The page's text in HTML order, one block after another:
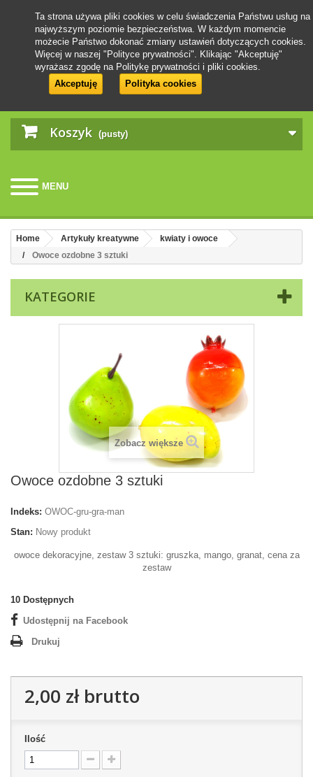
Koszyk (pusty)
MENU
Ta strona używa pliki cookies w celu świadczenia Państwu usług na
najwyższym poziomie bezpieczeństwa. W każdym momencie
możecie Państwo dokonać zmiany ustawień dotyczących cookies.
Więcej w naszej "Polityce prywatności". Klikając "Akceptuję"
wyrażasz zgodę na Politykę prywatności i pliki cookies.
Akceptuję
Polityka cookies
Home Artykuły kreatywne
kwiaty i owoce
Owoce ozdobne 3 sztuki
KATEGORIE
Zobacz większe
Owoce ozdobne 3 sztuki
Indeks: OWOC-gru-gra-man
Stan: Nowy produkt
owoce dekoracyjne, zestaw 3 sztuki: gruszka, mango, granat, cena za
zestaw
10 Dostępnych
Udostępnij na Facebook
Drukuj
2,00 złbrutto
Ilość